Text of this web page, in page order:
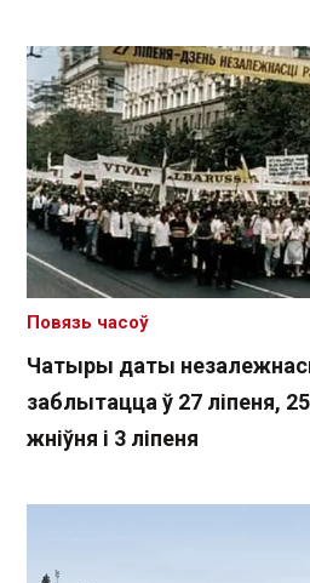
Чатыры даты
заблытацца ў 27 ліпеня,
жніўня і 3 ліпеня
Повязь часоў